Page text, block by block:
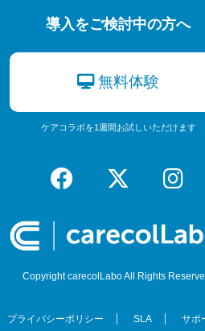
導入をご検討中の方へ
無料体験
ケアコラボを1週間お試しいただけます
Copyright carecolLabo All Rights
プライバシーポリシー SLA サポ